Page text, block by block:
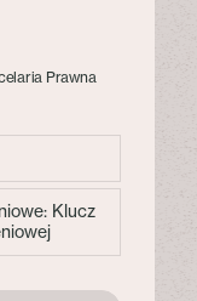
Prawna
Klucz